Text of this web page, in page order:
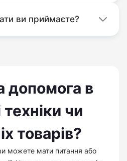
ви приймаєте?
допомога в
техніки чи
товарів?
можете мати питання або